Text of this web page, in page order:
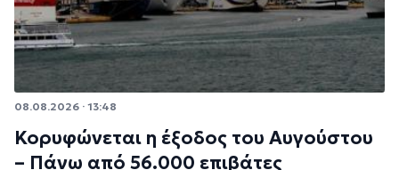
08.08.2026 · 13:48
Κορυφώνεται η έξοδος του Αυγούστου
– Πάνω από 56.000 επιβάτες